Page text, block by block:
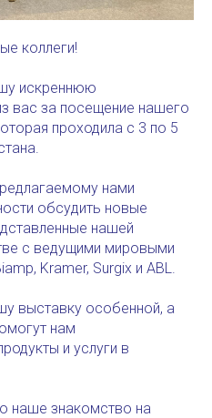
коллеги!
искреннюю
вас за посещение нашего
проходила c 3 по 5
нами
обсудить новые
нашей
с ведущими мировыми
Kramer, Surgix и ABL.
выставку особенной, а
нам
и услуги в
наше знакомство на